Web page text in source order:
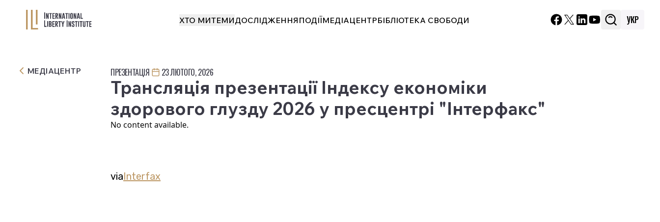
ХТО МИТЕМИДОСЛІДЖЕННЯ ПОДІЇМЕДІАЦЕНТРБІБЛІОТЕКА СВОБОДИ УКР
МЕДІАЦЕНТР ПРЕЗЕНТАЦІЯ 23 ЛЮТОГО, 2026
Трансляція презентації Індексу економіки
здорового глузду 2026 у пресцентрі "Інтерфакс"
No content available.
viaInterfax